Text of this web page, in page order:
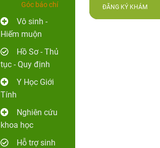
Góc báo chí
Vô sinh -
Hiếm muộn
Hồ Sơ - Thủ
tục - Quy định
Y Học Giới
Tính
Nghiên cứu
khoa học
Hỗ trợ sinh
ĐĂNG KÝ KHÁM